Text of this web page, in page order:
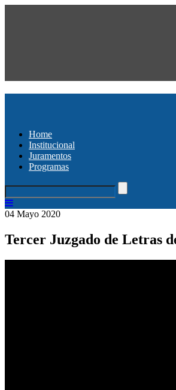
Home
Institucional
Juramentos
Programas
04 Mayo 2020
Tercer Juzgado de Letras